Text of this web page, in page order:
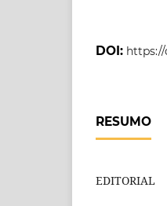
DOI: https://
RESUMO
EDITORIAL